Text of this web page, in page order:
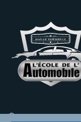
3399 Boulevard